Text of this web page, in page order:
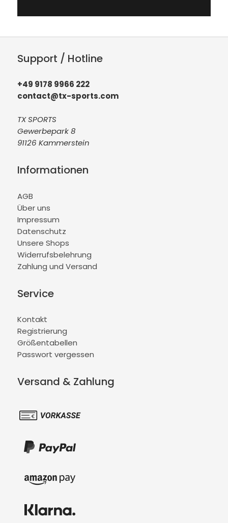
Support / Hotline
+49 9178 9966 222
contact@tx-sports.com
TX SPORTS
Gewerbepark 8
91126 Kammerstein
Informationen
AGB
Über uns
Impressum
Datenschutz
Unsere Shops
Widerrufsbelehrung
Zahlung und Versand
Service
Kontakt
Registrierung
Größentabellen
Passwort vergessen
Versand & Zahlung